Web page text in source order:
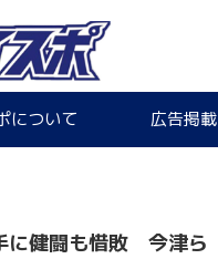
について 広告掲載
に健闘も惜敗 今津ら